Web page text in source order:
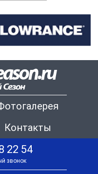
Контакты
22 54
звонок